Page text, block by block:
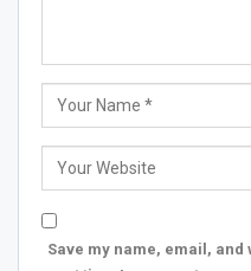
Save my name, email,